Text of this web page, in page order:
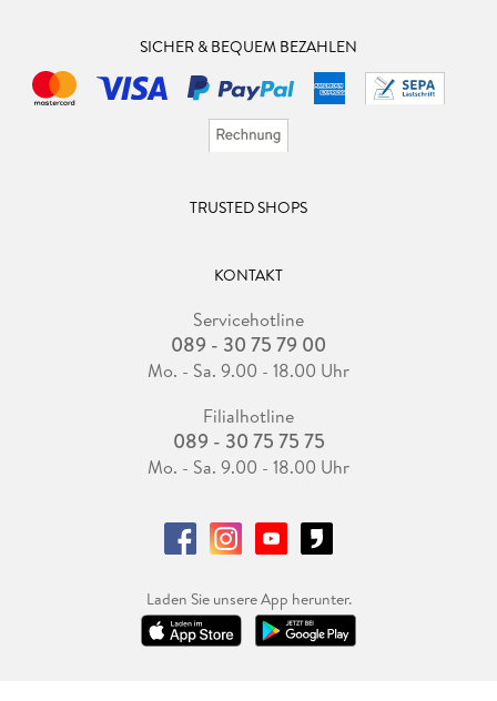
SICHER & BEQUEM BEZAHLEN
TRUSTED SHOPS
KONTAKT
Servicehotline
089 - 30 75 79 00
Mo. - Sa. 9.00 - 18.00 Uhr
Filialhotline
089 - 30 75 75 75
Mo. - Sa. 9.00 - 18.00 Uhr
Laden Sie unsere App herunter.